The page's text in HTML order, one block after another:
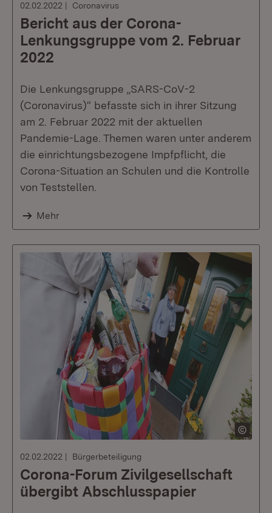
02.02.2022 Coronavirus
Bericht aus der Corona-
Lenkungsgruppe vom 2. Februar
2022
Die Lenkungsgruppe „SARS-CoV-2
(Coronavirus)“ befasste sich in ihrer Sitzung
am 2. Februar 2022 mit der aktuellen
Pandemie-Lage. Themen waren unter anderem
die einrichtungsbezogene Impfpflicht, die
Corona-Situation an Schulen und die Kontrolle
von Teststellen.
Mehr
02.02.2022 Bürgerbeteiligung
Corona-Forum Zivilgesellschaft
übergibt Abschlusspapier